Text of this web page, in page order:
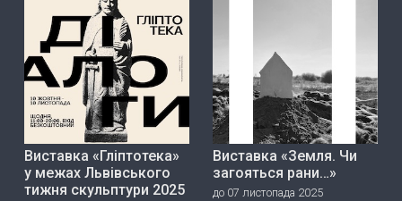
Виставка «Гліптотека»
у межах Львівського
тижня скульптури 2025
Виставка «Земля. Чи
загояться рани…»
до 07 листопада 2025